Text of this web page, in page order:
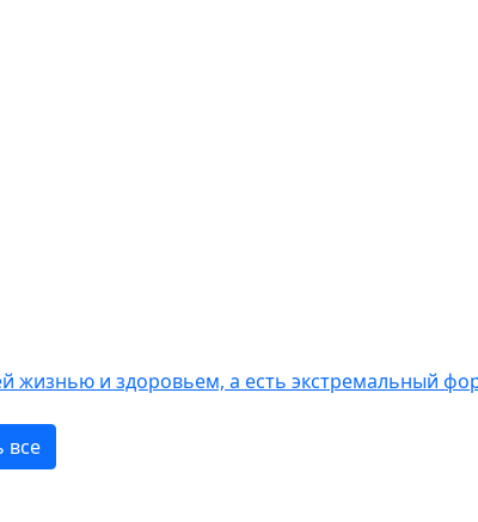
жизнью и здоровьем, а есть экстремальный
все